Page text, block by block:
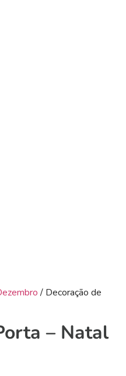
/ Decoração de
– Natal